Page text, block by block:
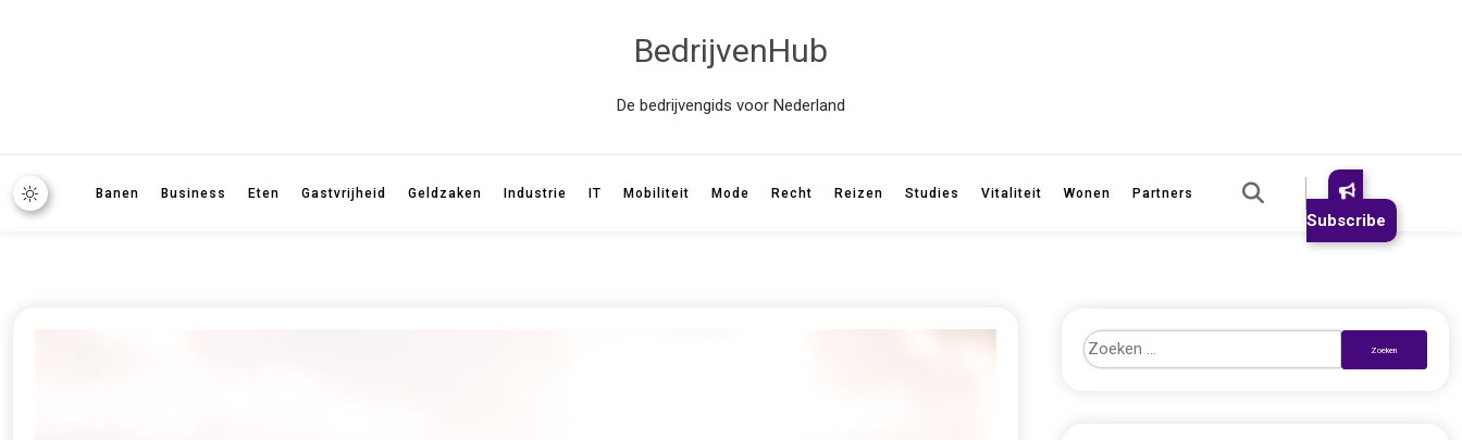
BedrijvenHub
De bedrijvengids voor Nederland
Banen Business Eten Gastvrijheid Geldzaken Industrie IT Mobiliteit Mode Recht Reizen Studies Vitaliteit Wonen Partners
Subscribe